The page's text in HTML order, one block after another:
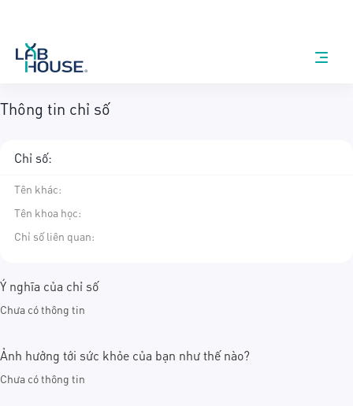
Thông tin chỉ số
Chỉ số:
Tên khác:
Tên khoa học:
Chỉ số liên quan:
Ý nghĩa của chỉ số
Chưa có thông tin
Ảnh hưởng tới sức khỏe của bạn như thế nào?
Chưa có thông tin